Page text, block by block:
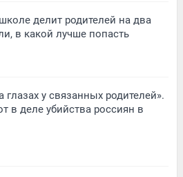
делит родителей на два
в какой лучше попасть
глазах у связанных родителей».
в деле убийства россиян в